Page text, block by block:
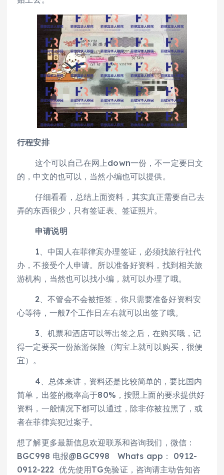
行程安排
这个可以自己在网上down一份，不一定要日文
的，中文的也可以，当然小编也可以提供。
仔细看看，总结上面资料，其实真正需要自己去
弄的东西很少，只有签证表、签证照片。
申请说明
1、中国人在菲律宾办理签证，必须找旅行社代
办，不接受个人申请。所以准备好资料，找到相关旅
游机构，当然也可以找小编，就可以办理了哦。
2、不管会不会被拒签，你只需要准备好资料安
心等待，一般7个工作日左右就可以出签了哦。
3、机票和酒店可以等出签之后，在购买哦，记
得一定要买一份旅游保险（淘宝上就可以购买，很便
宜）。
4、总体来讲，资料还是比较简单的，要比国内
简单，出签的概率高于80%，按照上面的要求提供好
资料，一般情况下都可以通过，除非你被拉黑了，或
者在菲律宾犯过案子。
想了解更多最新信息欢迎联系和咨询我们，微信：
BGC998 电报@BGC998 Whats app： 0912-
0912-222 优先使用TG免验证，咨询请主动告知咨